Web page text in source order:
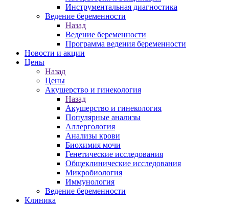
Инструментальная диагностика
Ведение беременности
Назад
Ведение беременности
Программа ведения беременности
Новости и акции
Цены
Назад
Цены
Акушерство и гинекология
Назад
Акушерство и гинекология
Популярные анализы
Аллергология
Анализы крови
Биохимия мочи
Генетические исследования
Общеклинические исследования
Микробиология
Иммунология
Ведение беременности
Клиника